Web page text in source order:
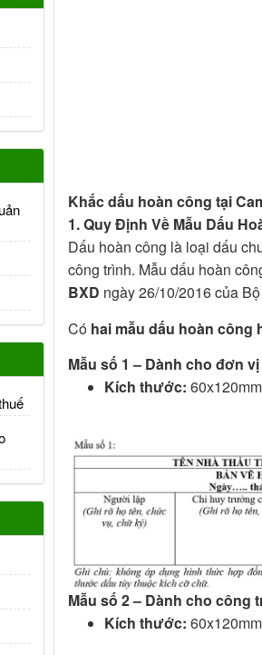
Khắc dấu hoàn công tại
1.Quy Định Về Mẫu Dấu
Dấu hoàn công là loại dấu
công trình. Mẫu dấu hoàn
BXD ngày 26/10/2016 của
Có hai mẫu dấu hoàn công
Mẫu số 1 – Dành cho đơn vị
Kích thước:
Mẫu số 2– Dành cho công
Kích thước: